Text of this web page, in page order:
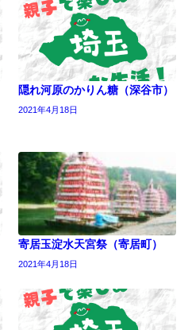
隠れ河原のかりん糖（深谷市）
2021年4月18日
寄居玉淀水天宮祭（寄居町）
2021年4月18日